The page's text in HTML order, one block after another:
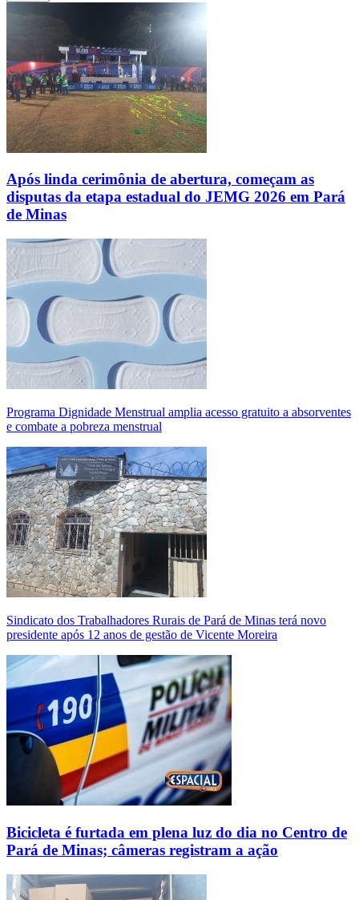
Após linda cerimônia de abertura, começam as
disputas da etapa estadual do JEMG 2026 em Pará
de Minas
Programa Dignidade Menstrual amplia acesso gratuito a absorventes
e combate a pobreza menstrual
Sindicato dos Trabalhadores Rurais de Pará de Minas terá novo
presidente após 12 anos de gestão de Vicente Moreira
Bicicleta é furtada em plena luz do dia no Centro de
Pará de Minas; câmeras registram a ação